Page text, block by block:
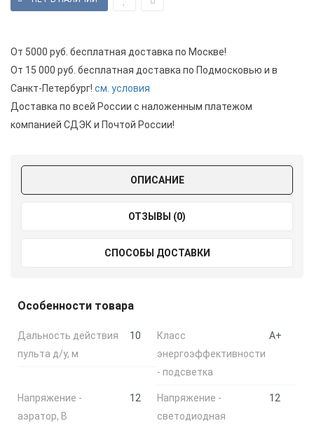
От 5000 руб. бесплатная доставка по Москве!
От 15 000 руб. бесплатная доставка по Подмосковью и в
Санкт-Петербург! см. условия
Доставка по всей России с наложенным платежом
компанией СДЭК и Почтой России!
ОПИСАНИЕ
ОТЗЫВЫ (0)
СПОСОБЫ ДОСТАВКИ
Особенности товара
Дальность действия
пульта д/у, м
10
Класс
энергоэффективности
- подсветка
А+
Напряжение -
аэратор, В
12
Напряжение -
светодиодная
12